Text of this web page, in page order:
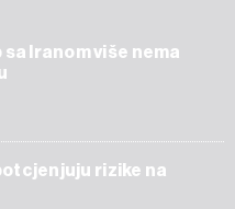
Iranom više nema
rizike na